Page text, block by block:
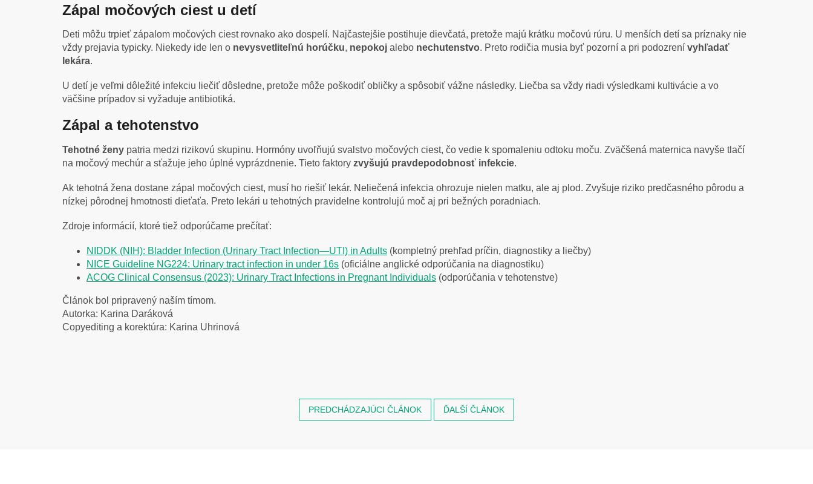
Zápal močových ciest u detí
Deti môžu trpieť zápalom močových ciest rovnako ako dospelí. Najčastejšie postihuje dievčatá, pretože majú krátku močovú rúru. U menších detí sa príznaky nie
vždy prejavia typicky. Niekedy ide len o nevysvetliteľnú horúčku, nepokoj alebo nechutenstvo. Preto rodičia musia byť pozorní a pri podozrení vyhľadať
lekára.
U detí je veľmi dôležité infekciu liečiť dôsledne, pretože môže poškodiť obličky a spôsobiť vážne následky. Liečba sa vždy riadi výsledkami kultivácie a vo
väčšine prípadov si vyžaduje antibiotiká.
Zápal a tehotenstvo
Tehotné ženy patria medzi rizikovú skupinu. Hormóny uvoľňujú svalstvo močových ciest, čo vedie k spomaleniu odtoku moču. Zväčšená maternica navyše tlačí
na močový mechúr a sťažuje jeho úplné vyprázdnenie. Tieto faktory zvyšujú pravdepodobnosť infekcie.
Ak tehotná žena dostane zápal močových ciest, musí ho riešiť lekár. Neliečená infekcia ohrozuje nielen matku, ale aj plod. Zvyšuje riziko predčasného pôrodu a
nízkej pôrodnej hmotnosti dieťaťa. Preto lekári u tehotných pravidelne kontrolujú moč aj pri bežných poradniach.
Zdroje informácií, ktoré tiež odporúčame prečítať:
NIDDK (NIH): Bladder Infection (Urinary Tract Infection—UTI) in Adults (kompletný prehľad príčin, diagnostiky a liečby)
NICE Guideline NG224: Urinary tract infection in under 16s (oficiálne anglické odporúčania na diagnostiku)
ACOG Clinical Consensus (2023): Urinary Tract Infections in Pregnant Individuals (odporúčania v tehotenstve)
Článok bol pripravený naším tímom.
Autorka: Karina Daráková
Copyediting a korektúra: Karina Uhrinová
PREDCHÁDZAJÚCI ČLÁNOK ĎALŠÍ ČLÁNOK